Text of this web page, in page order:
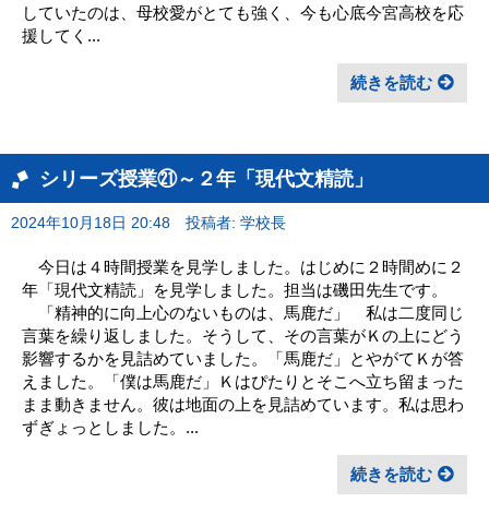
していたのは、母校愛がとても強く、今も心底今宮高校を応
援してく...
続きを読む
シリーズ授業㉑～２年「現代文精読」
2024年10月18日 20:48 投稿者: 学校長
今日は４時間授業を見学しました。はじめに２時間めに２
年「現代文精読」を見学しました。担当は磯田先生です。
「精神的に向上心のないものは、馬鹿だ」 私は二度同じ
言葉を繰り返しました。そうして、その言葉がＫの上にどう
影響するかを見詰めていました。「馬鹿だ」とやがてＫが答
えました。「僕は馬鹿だ」Ｋはぴたりとそこへ立ち留まった
まま動きません。彼は地面の上を見詰めています。私は思わ
ずぎょっとしました。...
続きを読む